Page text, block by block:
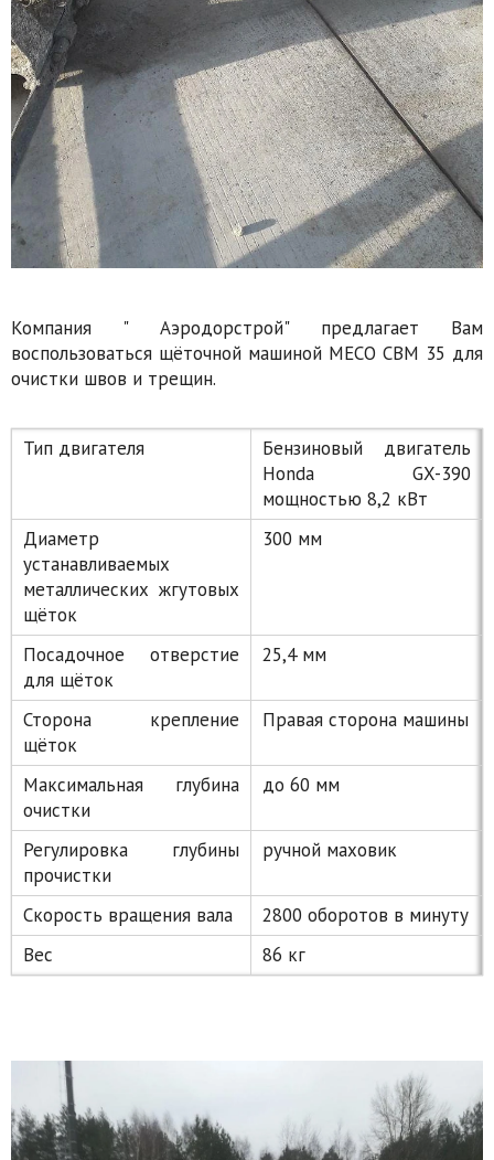
Компания " Аэродорстрой" предлагает Вам
воспользоваться щёточной машиной MECO CBM 35 для
очистки швов и трещин.
Тип двигателя
Бензиновый двигатель
Honda GX-390
мощностью 8,2 кВт
Диаметр
устанавливаемых
металлических жгутовых
щёток
300 мм
Посадочное отверстие
для щёток
25,4 мм
Сторона крепление
щёток
Правая сторона машины
Максимальная глубина
очистки
до 60 мм
Регулировка глубины
прочистки
ручной маховик
Скорость вращения вала
2800 оборотов в минуту
Вес
86 кг